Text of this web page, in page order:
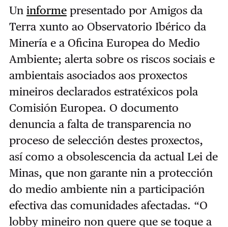
Un informepresentado por Amigos da
Terra xunto ao Observatorio Ibérico da
Minería e a Oficina Europea do Medio
Ambiente; alerta sobre os riscos sociais e
ambientais asociados aos proxectos
mineiros declarados estratéxicos pola
Comisión Europea. O documento
denuncia a falta de transparencia no
proceso de selección destes proxectos,
así como a obsolescencia da actual Lei de
Minas, que non garante nin a protección
do medio ambiente nin a participación
efectiva das comunidades afectadas. “O
lobby mineiro non quere que se toque a